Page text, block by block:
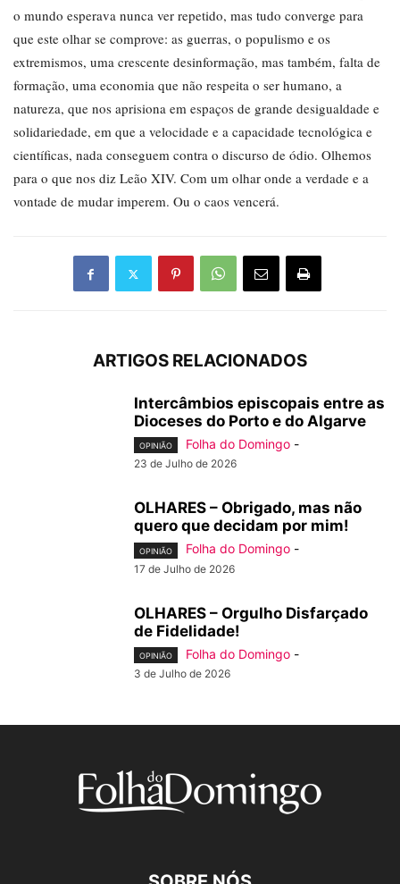
o mundo esperava nunca ver repetido, mas tudo converge para
que este olhar se comprove: as guerras, o populismo e os
extremismos, uma crescente desinformação, mas também, falta de
formação, uma economia que não respeita o ser humano, a
natureza, que nos aprisiona em espaços de grande desigualdade e
solidariedade, em que a velocidade e a capacidade tecnológica e
científicas, nada conseguem contra o discurso de ódio. Olhemos
para o que nos diz Leão XIV. Com um olhar onde a verdade e a
vontade de mudar imperem. Ou o caos vencerá.
ARTIGOS RELACIONADOS
Intercâmbios episcopais entre as
Dioceses do Porto e do Algarve
OPINIÃO Folha do Domingo -
23 de Julho de 2026
OLHARES – Obrigado, mas não
quero que decidam por mim!
OPINIÃO Folha do Domingo -
17 de Julho de 2026
OLHARES – Orgulho Disfarçado
de Fidelidade!
OPINIÃO Folha do Domingo -
3 de Julho de 2026